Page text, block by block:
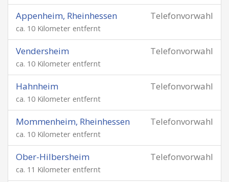
Telefonvorwahl
Appenheim, Rheinhessen
ca. 10 Kilometer entfernt
Telefonvorwahl
Vendersheim
ca. 10 Kilometer entfernt
Telefonvorwahl
Hahnheim
ca. 10 Kilometer entfernt
Telefonvorwahl
Mommenheim, Rheinhessen
ca. 10 Kilometer entfernt
Telefonvorwahl
Ober-Hilbersheim
ca. 11 Kilometer entfernt